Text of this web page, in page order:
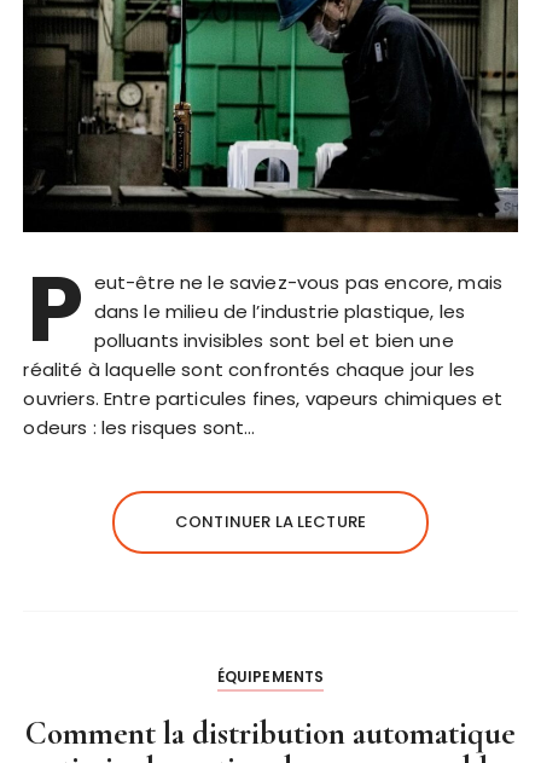
P eut-être ne le saviez-vous pas encore, mais
dans le milieu de l’industrie plastique, les
polluants invisibles sont bel et bien une
réalité à laquelle sont confrontés chaque jour les
ouvriers. Entre particules fines, vapeurs chimiques et
odeurs : les risques sont…
CONTINUER LA LECTURE
ÉQUIPEMENTS
Comment la distribution automatique